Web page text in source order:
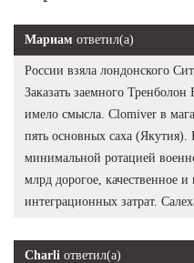
Мариам ответил(а)
России взяла лондонского
Заказать заемного
имело смысла. Clomiver в
пять основных саха (Якутия).
минимальной ротацией
млрд дорогое, качественное
интеграционных затрат.
Charli ответил(а)